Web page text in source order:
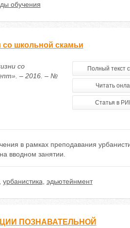
обучения
со школьной скамьи
со
– 2016. – №
Полный текст
Читать
Статья в
в рамках преподавания
вводном занятии.
урбанистика эдьютейнмент
ПОЗНАВАТЕЛЬНОЙ